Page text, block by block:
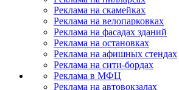
Реклама на скамейках
Реклама на велопарковках
Реклама на фасадах зданий
Реклама на остановках
Реклама на афишных стендах
Реклама на сити-бордах
Реклама в МФЦ
Реклама на автовокзалах